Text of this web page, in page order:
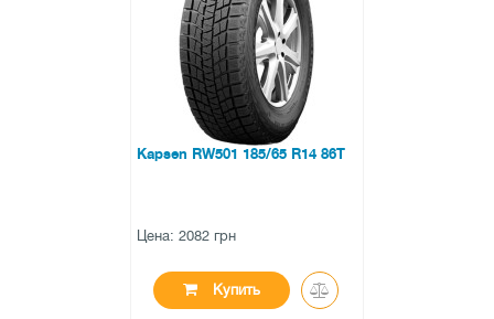
0 отзывов
Kapsen RW501 185/65 R14 86T
Цена: 2082 грн
Купить